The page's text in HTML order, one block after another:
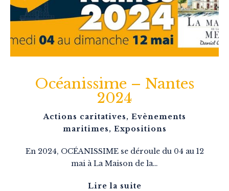
Océanissime – Nantes
2024
Actions caritatives, Evènements
maritimes, Expositions
En 2024, OCÉANISSIME se déroule du 04 au 12
mai à La Maison de la…
Lire la suite